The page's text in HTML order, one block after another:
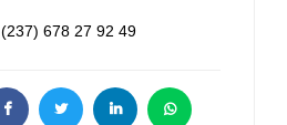
(237) 678 27 92 49